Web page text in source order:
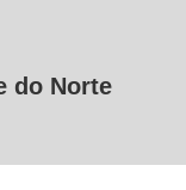
do Norte